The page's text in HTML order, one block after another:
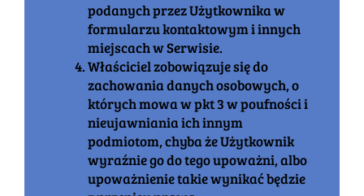
podanych przez Użytkownika w
formularzu kontaktowym i innych
miejscach w Serwisie.
Właściciel zobowiązuje się do
zachowania danych osobowych, o
których mowa w pkt 3 w poufności i
nieujawniania ich innym
podmiotom, chyba że Użytkownik
wyraźnie go do tego upoważni, albo
upoważnienie takie wynikać będzie